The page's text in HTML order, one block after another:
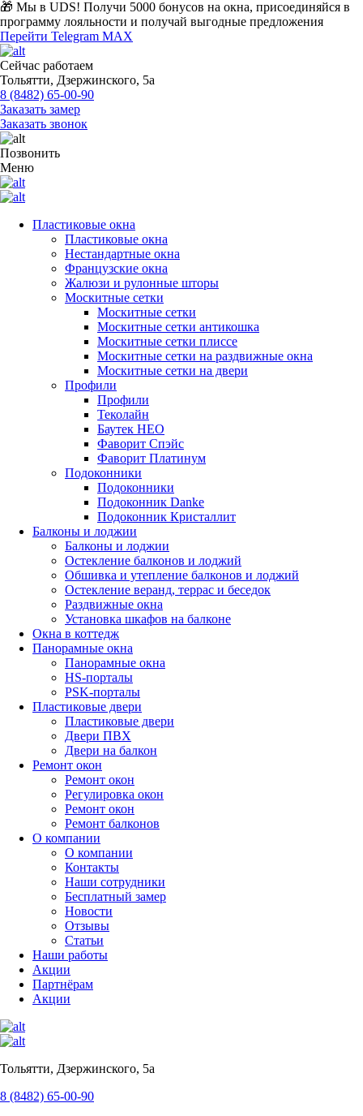
🎁 Мы в UDS! Получи 5000 бонусов на окна, присоединяйся в
программу лояльности и получай выгодные предложения
Перейти Telegram MAX
Сейчас работаем
Тольятти, Дзержинского, 5а
8 (8482) 65-00-90
Заказать замер
Заказать звонок
Позвонить
Меню
Пластиковые окна
Пластиковые окна
Нестандартные окна
Французские окна
Жалюзи и рулонные шторы
Москитные сетки
Москитные сетки
Москитные сетки антикошка
Москитные сетки плиссе
Москитные сетки на раздвижные окна
Москитные сетки на двери
Профили
Профили
Теколайн
Баутек НЕО
Фаворит Спэйс
Фаворит Платинум
Подоконники
Подоконники
Подоконник Danke
Подоконник Кристаллит
Балконы и лоджии
Балконы и лоджии
Остекление балконов и лоджий
Обшивка и утепление балконов и лоджий
Остекление веранд, террас и беседок
Раздвижные окна
Установка шкафов на балконе
Окна в коттедж
Панорамные окна
Панорамные окна
HS-порталы
PSK-порталы
Пластиковые двери
Пластиковые двери
Двери ПВХ
Двери на балкон
Ремонт окон
Ремонт окон
Регулировка окон
Ремонт окон
Ремонт балконов
О компании
О компании
Контакты
Наши сотрудники
Бесплатный замер
Новости
Отзывы
Статьи
Наши работы
Акции
Партнёрам
Акции
Тольятти, Дзержинского, 5а
8 (8482) 65-00-90